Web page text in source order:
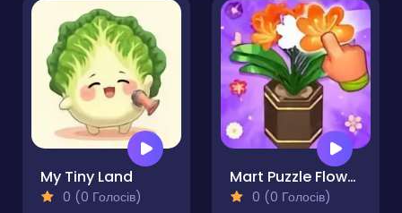
My Tiny Land
0 (0 Голосів)
Mart Puzzle Flower Match
0 (0 Голосів)